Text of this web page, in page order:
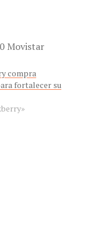
compra
fortalecer su